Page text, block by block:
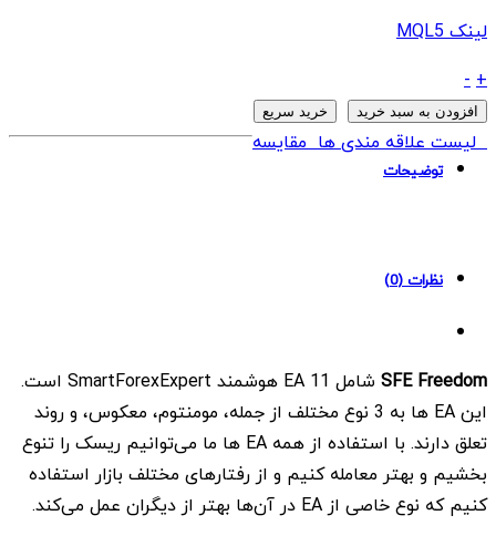
لینک MQL5
ربات
SFE
Freedom
MT4
+
-
افزودن به سبد خرید خرید سریع
لیست علاقه مندی هامقایسه
توضیحات
نظرات (0)
SFE Freedom
شامل 11 EA هوشمند SmartForexExpert است.
این EA ها به 3 نوع مختلف از جمله، مومنتوم، معکوس، و روند
تعلق دارند. با استفاده از همه EA ها ما می‌توانیم ریسک را تنوع
بخشیم و بهتر معامله کنیم و از رفتارهای مختلف بازار استفاده
کنیم که نوع خاصی از EA در آن‌ها بهتر از دیگران عمل می‌کند.